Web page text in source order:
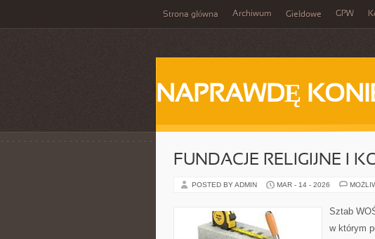
Strona główna Archiwum Giełdowe GPW
NAPRAWDĘ
FUNDACJE RELIGIJNE I
POSTED BY ADMIN MAR - 14 - 2026
Sztab
w którym